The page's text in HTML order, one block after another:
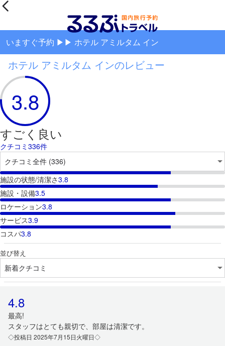
いますぐ予約 ▶▶ ホテル アミルタム イン
ホテル アミルタム インのレビュー
3.8
すごく良い
クチコミ336件
施設の状態/清潔さ3.8
施設・設備3.5
ロケーション3.8
サービス3.9
コスパ3.8
並び替え
4.8
最高!
スタッフはとても親切で、部屋は清潔です。
◇投稿日 2025年7月15日火曜日◇